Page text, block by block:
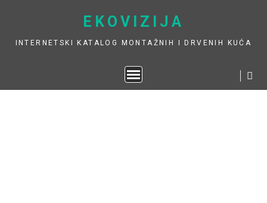
to
EKOVIZIJA
INTERNETSKI KATALOG MONTAŽNIH I DRVENIH KUĆA